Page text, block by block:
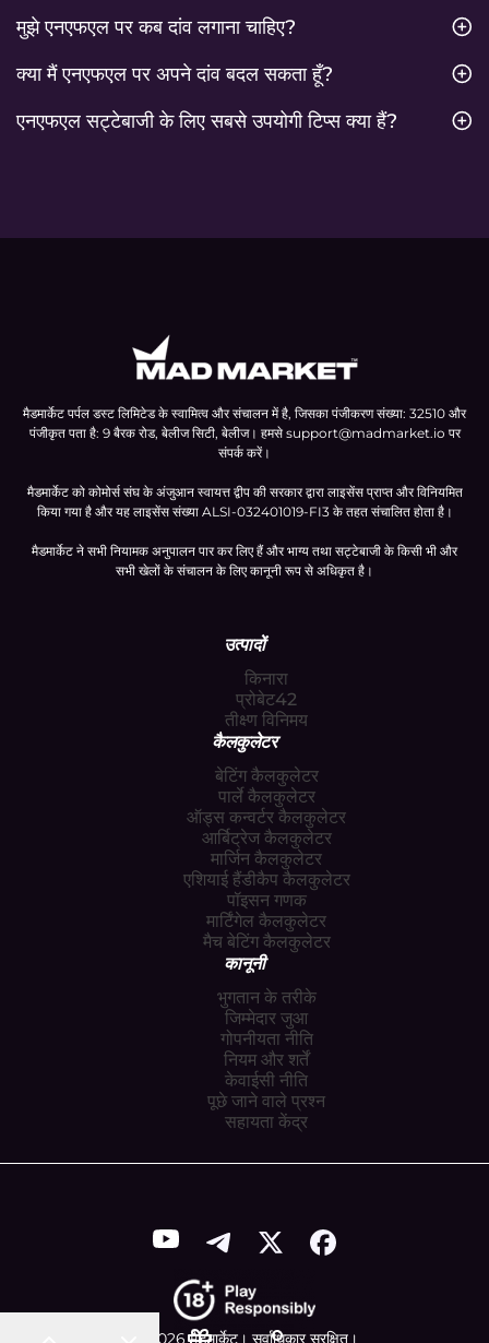
मुझे एनएफएल पर कब दांव लगाना चाहिए?
क्या मैं एनएफएल पर अपने दांव बदल सकता हूँ?
एनएफएल सट्टेबाजी के लिए सबसे उपयोगी टिप्स क्या हैं?
मैडमार्केट पर्पल डस्ट लिमिटेड के स्वामित्व और संचालन में है, जिसका पंजीकरण संख्या: 32510 और
पंजीकृत पता है: 9 बैरक रोड, बेलीज सिटी, बेलीज। हमसे support@madmarket.io पर
संपर्क करें।
मैडमार्केट को कोमोर्स संघ के अंजुआन स्वायत्त द्वीप की सरकार द्वारा लाइसेंस प्राप्त और विनियमित
किया गया है और यह लाइसेंस संख्या ALSI-032401019-FI3 के तहत संचालित होता है।
मैडमार्केट ने सभी नियामक अनुपालन पार कर लिए हैं और भाग्य तथा सट्टेबाजी के किसी भी और
सभी खेलों के संचालन के लिए कानूनी रूप से अधिकृत है।
उत्पादों
किनारा
प्रोबेट42
तीक्ष्ण विनिमय
कैलकुलेटर
बेटिंग कैलकुलेटर
पार्ले कैलकुलेटर
ऑड्स कन्वर्टर कैलकुलेटर
आर्बिट्रेज कैलकुलेटर
मार्जिन कैलकुलेटर
एशियाई हैंडीकैप कैलकुलेटर
पॉइसन गणक
मार्टिंगेल कैलकुलेटर
मैच बेटिंग कैलकुलेटर
कानूनी
भुगतान के तरीके
जिम्मेदार जुआ
गोपनीयता नीति
नियम और शर्तें
केवाईसी नीति
पूछे जाने वाले प्रश्न
सहायता केंद्र
© 2026 मैडमार्केट। सर्वाधिकार सुरक्षित।